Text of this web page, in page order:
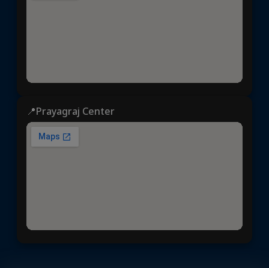
📍Prayagraj Center